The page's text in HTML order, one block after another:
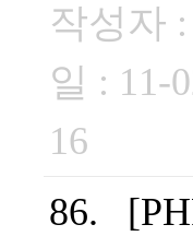
작성자 :
일 :
16
86.